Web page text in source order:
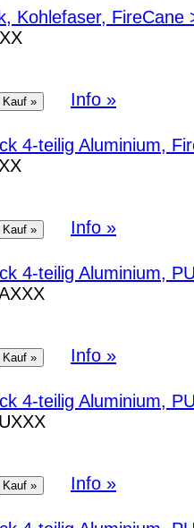
Kohlefaser,
Info »
4-teilig Aluminium,
Info »
4-teilig Aluminium,
Info »
4-teilig Aluminium,
Info »